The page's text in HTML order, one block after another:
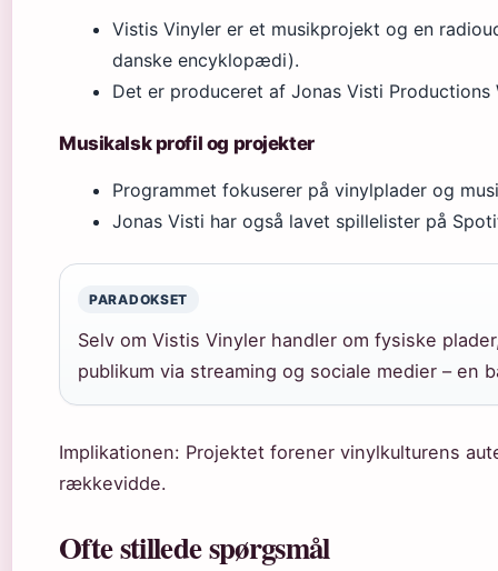
Vistis Vinyler er et musikprojekt og en
danske encyklopædi).
Det er produceret af Jonas Visti Productions
Musikalsk profil og projekter
Programmet fokuserer på vinylplader og
Jonas Visti har også lavet spillelister på
PARADOKSET
Selv om Vistis Vinyler handler om fysiske
publikum via streaming og sociale medier – en
Implikationen: Projektet forener vinylkulturens
rækkevidde.
Ofte stillede spørgsmål